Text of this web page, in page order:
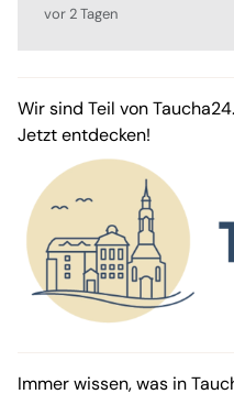
vor 2 Tagen
Wir sind Teil von
Jetzt entdecken!
Immer wissen, was in